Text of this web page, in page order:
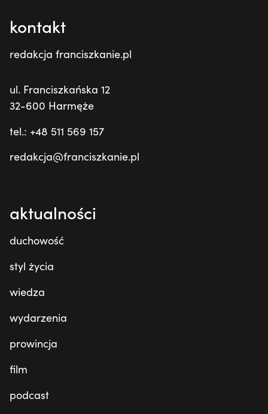
kontakt
redakcja franciszkanie.pl
ul. Franciszkańska 12
32-600 Harmęże
tel.: +48 511 569 157
redakcja@franciszkanie.pl
aktualności
duchowość
styl życia
wiedza
wydarzenia
prowincja
film
podcast